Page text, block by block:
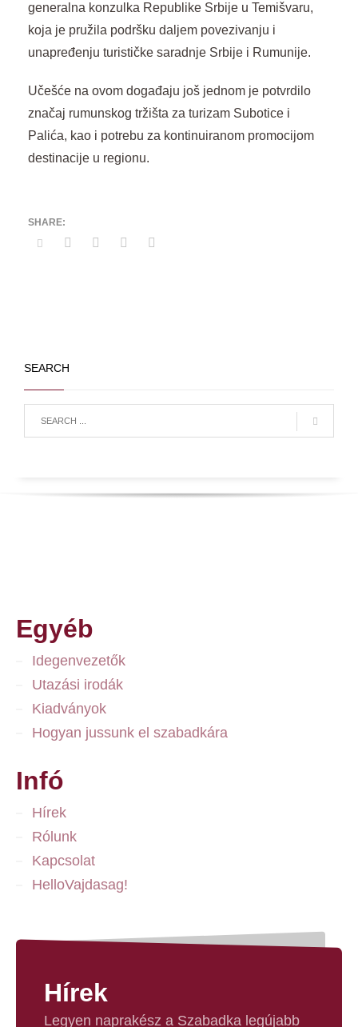
generalna konzulka Republike Srbije u Temišvaru,
koja je pružila podršku daljem povezivanju i
unapređenju turističke saradnje Srbije i Rumunije.
Učešće na ovom događaju još jednom je potvrdilo
značaj rumunskog tržišta za turizam Subotice i
Palića, kao i potrebu za kontinuiranom promocijom
destinacije u regionu.
SEARCH
Egyéb
Idegenvezetők
Utazási irodák
Kiadványok
Hogyan jussunk el szabadkára
Infó
Hírek
Rólunk
Kapcsolat
HelloVajdasag!
Hírek
Legyen naprakész a Szabadka legújabb